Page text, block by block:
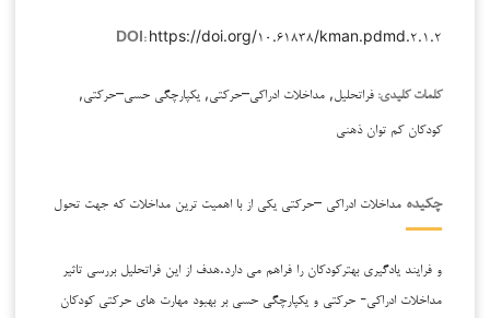
DOI: https://doi.org/۱۰.۶۱۸۳۸/kman.pdmd.۲.۱.۲
کلمات کلیدی: فراتحلیل, مداخلات ادراکی–حرکتی, یکپارچگی حسی–حرکتی,
کودکان کم توان ذهنی
چکیده مداخلات ادراکی –حرکتی ‌‌یکی از ‌‌با اهمیت ترین مداخلات که جهت تحول
‌‌و ‌فرایند ‌‌یادگیری بهترکودکان را فراهم ‌‌می دارد.هدف از ‌این فراتحلیل بررسی ‌‌تاثیر
مداخلات ادراکی- حرکتی ‌‌و ‌‌یکپارچگی حسی بر بهبود مهارت های حرکتی کودکان